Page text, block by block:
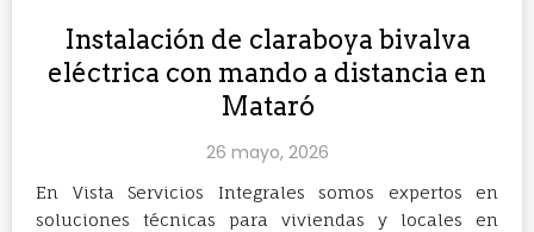
Instalación de claraboya bivalva
eléctrica con mando a distancia en
Mataró
26 mayo, 2026
En Vista Servicios Integrales somos expertos en
soluciones técnicas para viviendas y locales en